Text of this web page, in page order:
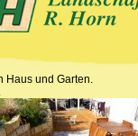
Haus und Garten.